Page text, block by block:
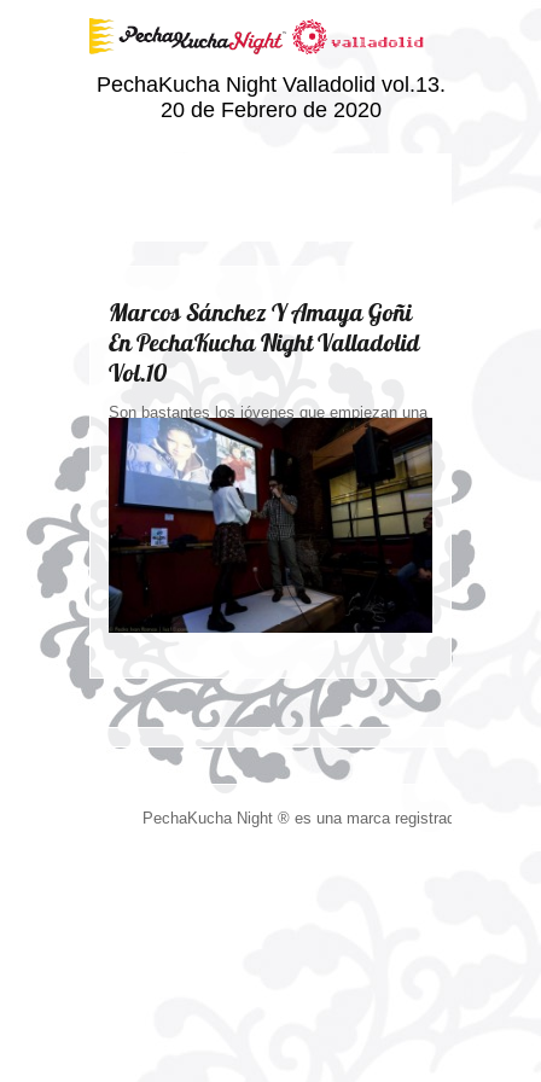
PechaKucha Night Valladolid vol.13.
20 de Febrero de 2020
Marcos Sánchez Y Amaya Goñi
En PechaKucha Night Valladolid
Vol.10
Son bastantes los jóvenes que empiezan una
carrera, en especial de la...
PechaKucha Night ® es una marca registrada.